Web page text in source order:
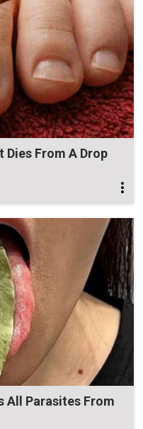
Dies From A Drop
All Parasites From